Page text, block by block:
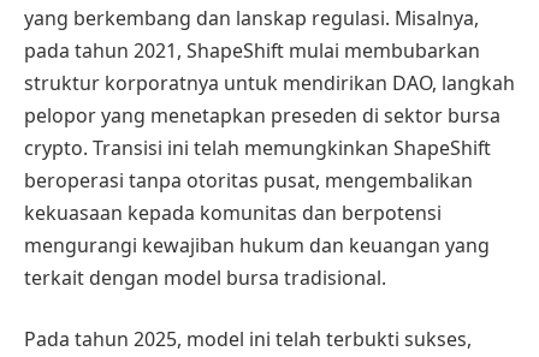
yang berkembang dan lanskap regulasi. Misalnya,
pada tahun 2021, ShapeShift mulai membubarkan
struktur korporatnya untuk mendirikan DAO, langkah
pelopor yang menetapkan preseden di sektor bursa
crypto. Transisi ini telah memungkinkan ShapeShift
beroperasi tanpa otoritas pusat, mengembalikan
kekuasaan kepada komunitas dan berpotensi
mengurangi kewajiban hukum dan keuangan yang
terkait dengan model bursa tradisional.
Pada tahun 2025, model ini telah terbukti sukses,